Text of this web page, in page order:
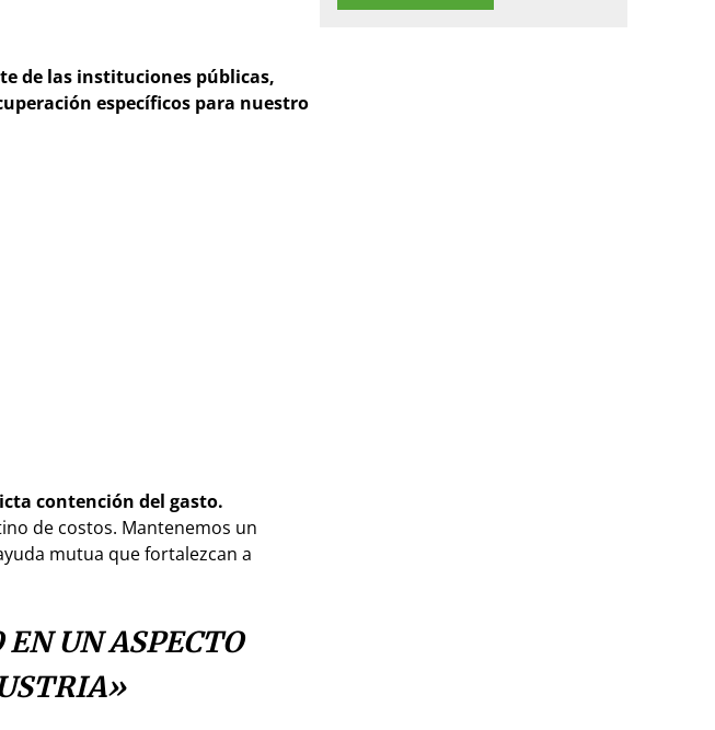
de las instituciones públicas,
específicos para nuestro
contención del gasto.
de costos. Mantenemos un
mutua que fortalezcan a
UN ASPECTO